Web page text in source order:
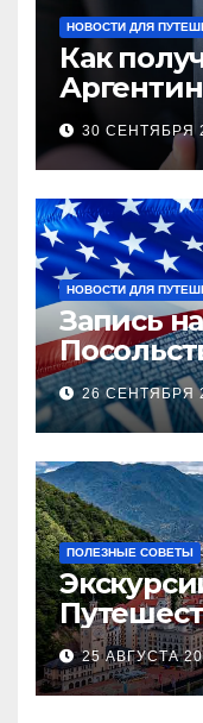
НОВОСТИ ДЛЯ
Как
30 СЕНТЯБРЯ
НОВОСТИ ДЛЯ
Запись
26 СЕНТЯБРЯ
ПОЛЕЗНЫЕ СОВЕТЫ
25 АВГУСТА